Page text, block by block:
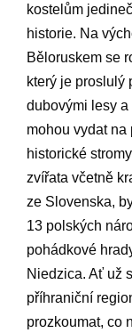
kostelům
historie. Na
Běloruskem se
který je proslulý
dubovými lesy
mohou vydat
historické
zvířata včetně
ze Slovenska,
13 polských
pohádkové
Niedzica. Ať už
příhraniční
prozkoumat, co